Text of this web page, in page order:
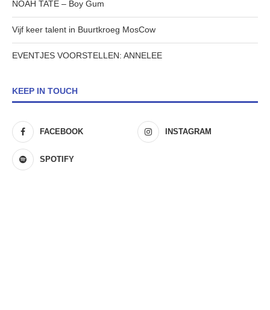
NOAH TATE – Boy Gum
Vijf keer talent in Buurtkroeg MosCow
EVENTJES VOORSTELLEN: ANNELEE
KEEP IN TOUCH
FACEBOOK INSTAGRAM
SPOTIFY